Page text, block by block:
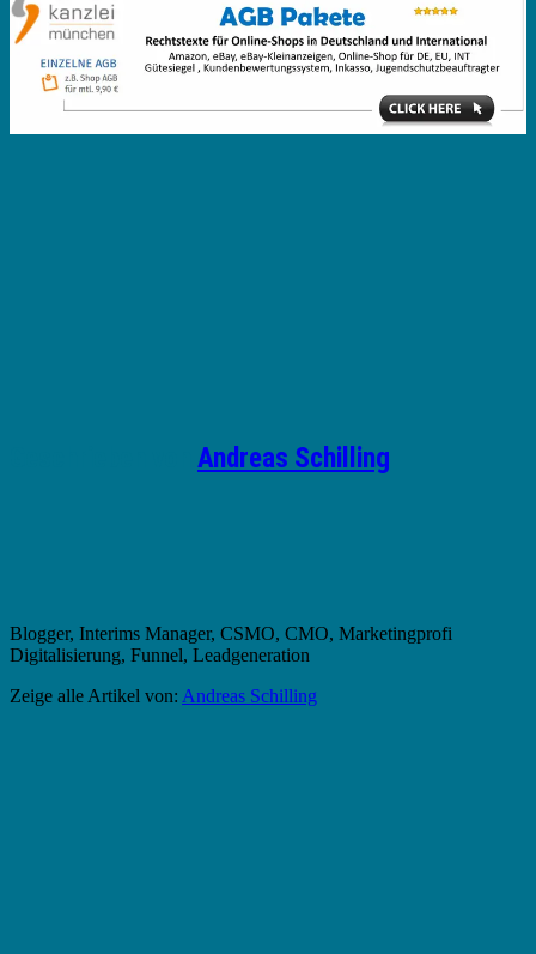
Andreas Schilling
Blogger, Interims Manager, CSMO, CMO, Marketingprofi
Digitalisierung, Funnel, Leadgeneration
Zeige alle Artikel von: Andreas Schilling